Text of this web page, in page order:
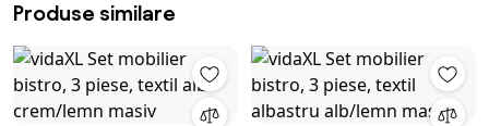
Produse similare